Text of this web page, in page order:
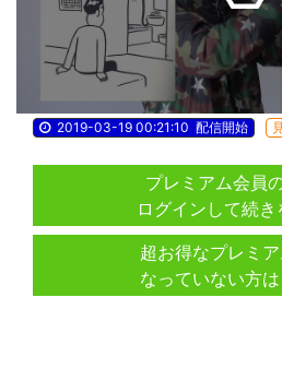
2019-03-19 00:21:10 配信開始
プレミアム会員
ログインして続き
超お得なプレミ
なっていない方は